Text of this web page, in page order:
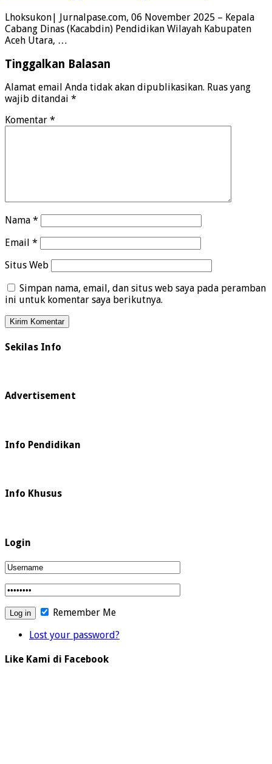
Lhoksukon| Jurnalpase.com, 06 November 2025 – Kepala
Cabang Dinas (Kacabdin) Pendidikan Wilayah Kabupaten
Aceh Utara, …
Tinggalkan Balasan
Alamat email Anda tidak akan dipublikasikan. Ruas yang
wajib ditandai *
Komentar *
Nama *
Email *
Situs Web
Simpan nama, email, dan situs web saya pada peramban
ini untuk komentar saya berikutnya.
Sekilas Info
Advertisement
Info Pendidikan
Info Khusus
Login
Remember Me
Lost your password?
Like Kami di Facebook